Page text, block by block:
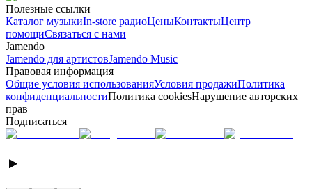
Полезные ссылки
Каталог музыкиIn-store радиоЦеныКонтактыЦентр
помощиСвязаться с нами
Jamendo
Jamendo для артистовJamendo Music
Правовая информация
Общие условия использованияУсловия продажиПолитика
конфиденциальностиПолитика cookiesНарушение авторских
прав
Подписаться